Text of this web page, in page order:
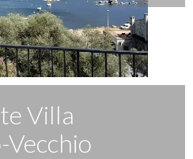
Villa
Vecchio